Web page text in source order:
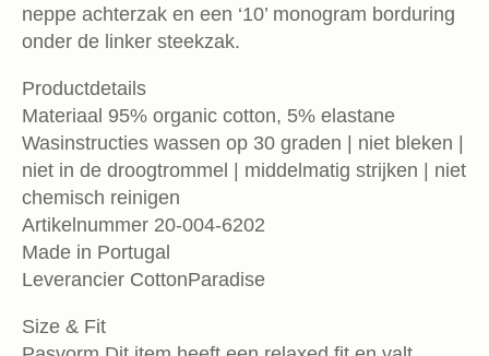
neppe achterzak en een ‘10’ monogram borduring
onder de linker steekzak.
Productdetails
Materiaal 95% organic cotton, 5% elastane
Wasinstructies wassen op 30 graden | niet bleken |
niet in de droogtrommel | middelmatig strijken | niet
chemisch reinigen
Artikelnummer 20-004-6202
Made in Portugal
Leverancier CottonParadise
Size & Fit